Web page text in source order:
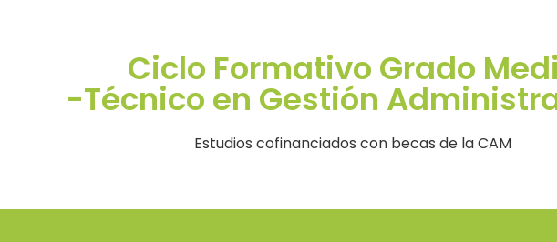
Ciclo Formativo Grado
-Técnico en Gestión
Estudios cofinanciados con becas de la CAM